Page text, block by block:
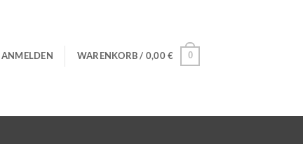
ANMELDEN WARENKORB / 0,00€ 0